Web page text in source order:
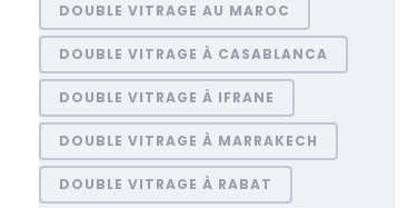
DOUBLE VITRAGE AU MAROC
DOUBLE VITRAGE À CASABLANCA
DOUBLE VITRAGE À IFRANE
DOUBLE VITRAGE À MARRAKECH
DOUBLE VITRAGE À RABAT